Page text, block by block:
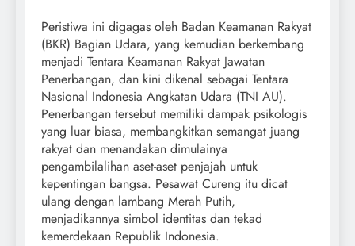
Peristiwa ini digagas oleh Badan Keamanan Rakyat
(BKR) Bagian Udara, yang kemudian berkembang
menjadi Tentara Keamanan Rakyat Jawatan
Penerbangan, dan kini dikenal sebagai Tentara
Nasional Indonesia Angkatan Udara (TNI AU).
Penerbangan tersebut memiliki dampak psikologis
yang luar biasa, membangkitkan semangat juang
rakyat dan menandakan dimulainya
pengambilalihan aset-aset penjajah untuk
kepentingan bangsa. Pesawat Cureng itu dicat
ulang dengan lambang Merah Putih,
menjadikannya simbol identitas dan tekad
kemerdekaan Republik Indonesia.